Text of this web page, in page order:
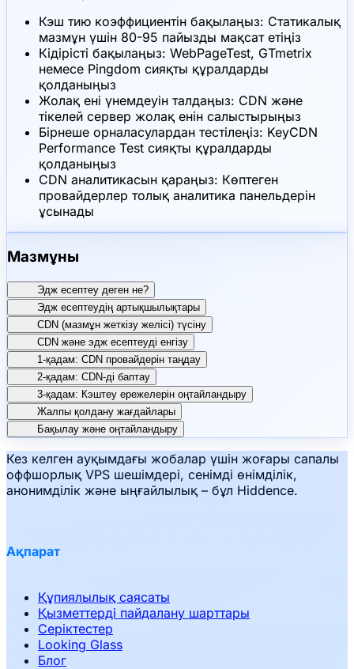
Кэш тию коэффициентін бақылаңыз: Статикалық
мазмұн үшін 80-95 пайызды мақсат етіңіз
Кідірісті бақылаңыз: WebPageTest, GTmetrix
немесе Pingdom сияқты құралдарды
қолданыңыз
Жолақ ені үнемдеуін талдаңыз: CDN және
тікелей сервер жолақ енін салыстырыңыз
Бірнеше орналасулардан тестілеңіз: KeyCDN
Performance Test сияқты құралдарды
қолданыңыз
CDN аналитикасын қараңыз: Көптеген
провайдерлер толық аналитика панельдерін
ұсынады
Мазмұны
Эдж есептеу деген не?
Эдж есептеудің артықшылықтары
CDN (мазмұн жеткізу желісі) түсіну
CDN және эдж есептеуді енгізу
1-қадам: CDN провайдерін таңдау
2-қадам: CDN-ді баптау
3-қадам: Кэштеу ережелерін оңтайландыру
Жалпы қолдану жағдайлары
Бақылау және оңтайландыру
Кез келген ауқымдағы жобалар үшін жоғары сапалы
оффшорлық VPS шешімдері, сенімді өнімділік,
анонимділік және ыңғайлылық – бұл Hiddence.
Ақпарат
Құпиялылық саясаты
Қызметтерді пайдалану шарттары
Серіктестер
Looking Glass
Блог